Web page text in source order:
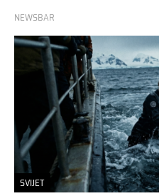
NEWSBAR
SVIJET